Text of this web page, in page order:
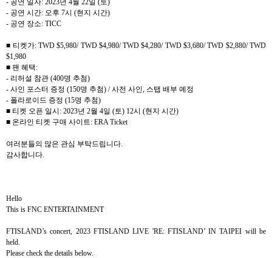
- 공연 일자: 2023년 4월 22일 (토)
- 공연 시간: 오후 7시 (현지 시간)
- 공연 장소: TICC
■ 티켓가: TWD $5,980/ TWD $4,980/ TWD $4,280/ TWD $3,680/ TWD $2,880/ TWD
$1,980
■ 팬 혜택:
- 리허설 참관 (400명 추첨)
- 사인 포스터 증정 (150명 추첨) /사전 사인, 스탭 배부 예정
- 폴라로이드 증정 (15명 추첨)
■ 티켓 오픈 일시 : 2023년 2월 4일 (토) 12시 (현지 시간)
■ 온라인 티켓 구매 사이트: ERA Ticket
여러분들의 많은 관심 부탁드립니다.
감사합니다.
Hello
This is FNC ENTERTAINMENT
FTISLAND’s concert, 2023 FTISLAND LIVE 'RE: FTISLAND’ IN TAIPEI will be
held.
Please check the details below.